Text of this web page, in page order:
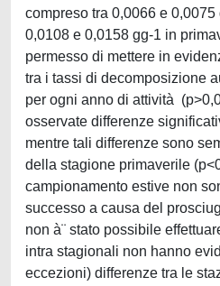
compreso tra 0,0066 e
0,0108 e 0,0158 gg-1 in
permesso di mettere in
tra i tassi di decomposizione
per ogni anno di attività
osservate differenze
mentre tali differenze sono
della stagione primaverile
campionamento estive non
successo a causa del
non à¨ stato possibile
intra stagionali non hanno
eccezioni) differenze tra le